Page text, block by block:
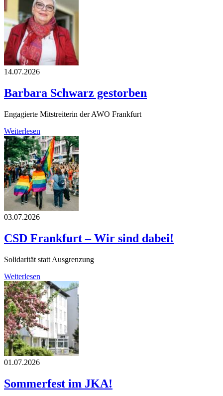
14.07.2026
Barbara Schwarz gestorben
Engagierte Mitstreiterin der AWO Frankfurt
Weiterlesen
03.07.2026
CSD Frankfurt – Wir sind dabei!
Solidarität statt Ausgrenzung
Weiterlesen
01.07.2026
Sommerfest im JKA!